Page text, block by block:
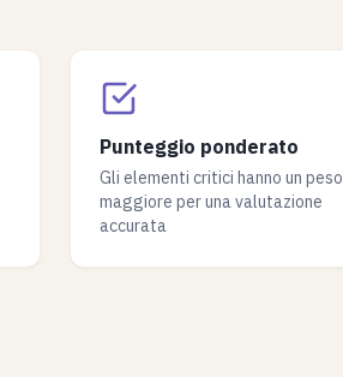
Punteggio ponderato
Gli elementi critici hanno un peso
maggiore per una valutazione
accurata